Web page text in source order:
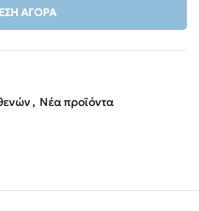
ΑΓΟΡΆ
, Νέα προϊόντα